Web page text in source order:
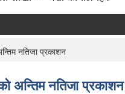
नतिजा प्रकाशन
अन्तिम नतिजा प्रकाशन